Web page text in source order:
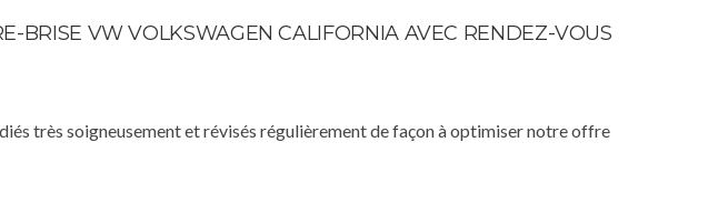
BRISE VW VOLKSWAGEN CALIFORNIA AVEC RENDEZ-VOUS
très soigneusement et révisés régulièrement de façon à optimiser notre offre